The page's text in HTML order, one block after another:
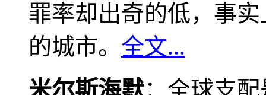
罪率却出奇的低，事
的城市。 全文...
米尔斯海默：全球支